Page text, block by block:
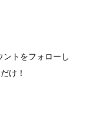
トをフォローし
け！